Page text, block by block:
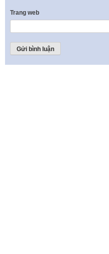
Trang web